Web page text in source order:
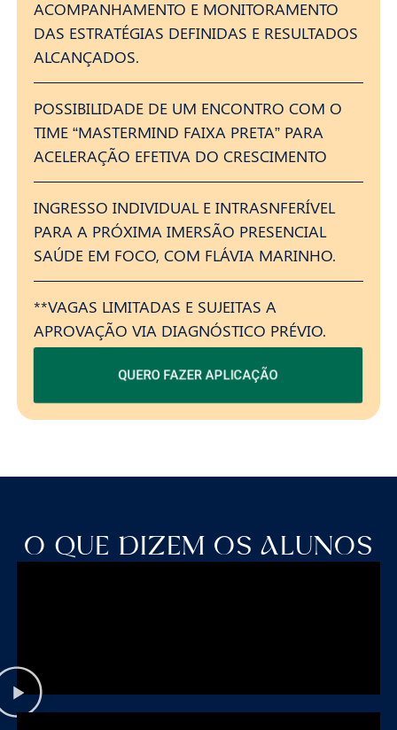
ACOMPANHAMENTO E MONITORAMENTO
DAS ESTRATÉGIAS DEFINIDAS E RESULTADOS
ALCANÇADOS.
POSSIBILIDADE DE UM ENCONTRO COM O
TIME “MASTERMIND FAIXA PRETA” PARA
ACELERAÇÃO EFETIVA DO CRESCIMENTO
INGRESSO INDIVIDUAL E INTRASNFERÍVEL
PARA A PRÓXIMA IMERSÃO PRESENCIAL
SAÚDE EM FOCO, COM FLÁVIA MARINHO.
**VAGAS LIMITADAS E SUJEITAS A
APROVAÇÃO VIA DIAGNÓSTICO PRÉVIO.
QUERO FAZER APLICAÇÃO
O QUE DIZEM OS ALUNOS